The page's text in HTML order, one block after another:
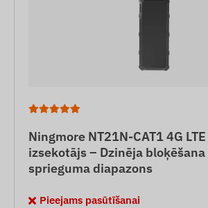
Ningmore NT21N-CAT1 4G
izsekotājs – Dzinēja
sprieguma diapazons
Pieejams pasūtīšanai